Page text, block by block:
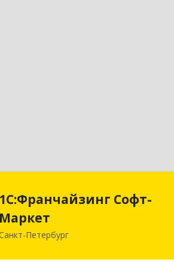
1С:Франчайзинг Софт-
Маркет
Петербург
1С:Франчайзинг Софт-
Маркет
Санкт-Петербург г, Суворовский